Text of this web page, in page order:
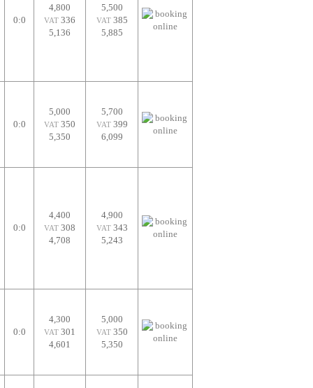
0:0
4,800
VAT 336
5,136
5,500
VAT385
5,885
0:0
5,000
VAT 350
5,350
5,700
VAT399
6,099
0:0
4,400
VAT 308
4,708
4,900
VAT343
5,243
0:0
4,300
VAT 301
4,601
5,000
VAT350
5,350